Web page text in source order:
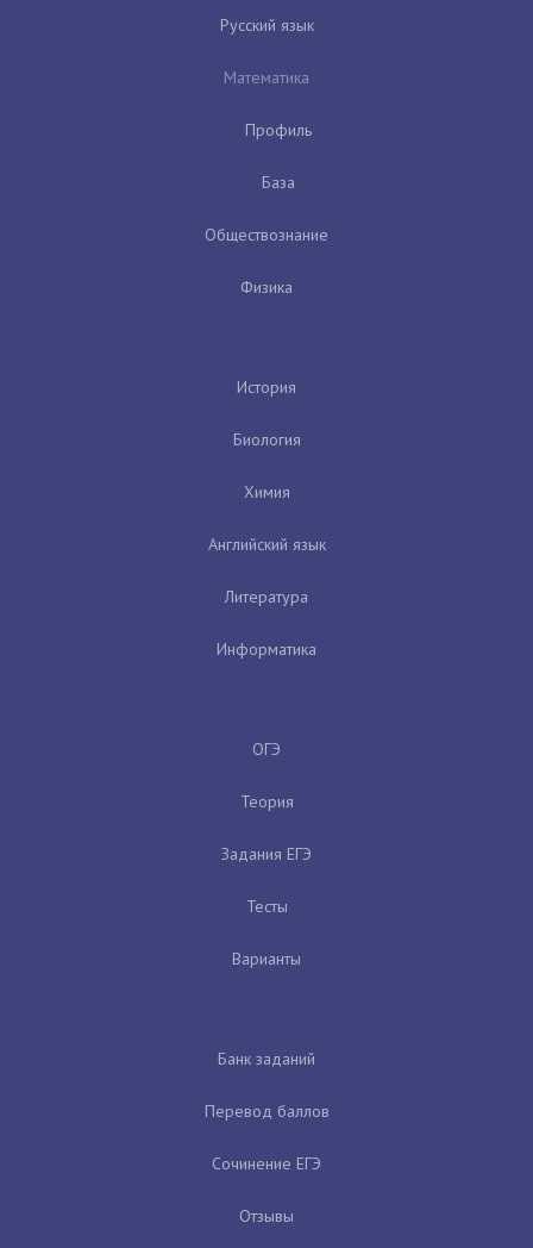
Русский язык
Математика
Профиль
База
Обществознание
Физика
История
Биология
Химия
Английский язык
Литература
Информатика
ОГЭ
Теория
Задания ЕГЭ
Тесты
Варианты
Банк заданий
Перевод баллов
Сочинение ЕГЭ
Отзывы